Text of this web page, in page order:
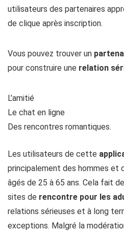
utilisateurs des partenaires
de clique après inscription.
Vous pouvez trouver un
pour construire une relation
L’amitié
Le chat en ligne
Des rencontres romantiques.
Les utilisateurs de cette
principalement des hommes et
âgés de 25 à 65 ans. Cela fait
sites de rencontre pour les
relations sérieuses et à long
exceptions. Malgré la